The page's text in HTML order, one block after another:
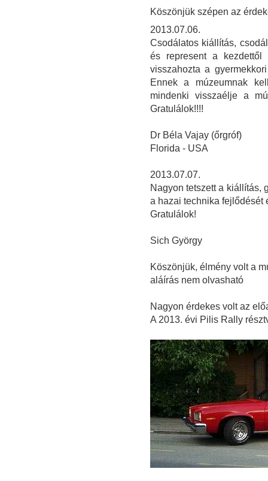
Köszönjük szépen az
2013.07.06.
Csodálatos kiállítás,
és represent a
visszahozta a
Ennek a múzeumnak
mindenki visszaélje a
Gratulálok!!!!
Dr Béla Vajay (őrgróf)
Florida - USA
2013.07.07.
Nagyon tetszett a kiállítás,
a hazai technika fejlődését
Gratulálok!
Sich György
Köszönjük, élmény volt a
aláírás nem olvasható
Nagyon érdekes volt az
A 2013. évi Pilis Rally